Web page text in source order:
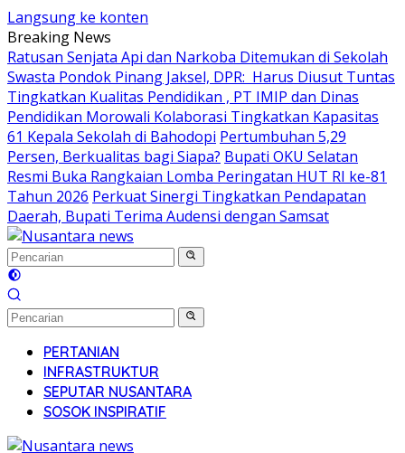
Langsung ke konten
Breaking News
Ratusan Senjata Api dan Narkoba Ditemukan di Sekolah
Swasta Pondok Pinang Jaksel, DPR: Harus Diusut Tuntas
Tingkatkan Kualitas Pendidikan , PT IMIP dan Dinas
Pendidikan Morowali Kolaborasi Tingkatkan Kapasitas
61 Kepala Sekolah di Bahodopi Pertumbuhan 5,29
Persen, Berkualitas bagi Siapa? Bupati OKU Selatan
Resmi Buka Rangkaian Lomba Peringatan HUT RI ke-81
Tahun 2026 Perkuat Sinergi Tingkatkan Pendapatan
Daerah, Bupati Terima Audensi dengan Samsat
PERTANIAN
INFRASTRUKTUR
SEPUTAR NUSANTARA
SOSOK INSPIRATIF